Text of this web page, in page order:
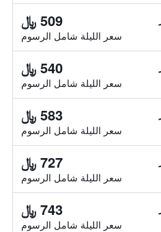
509 ﷼
سعر الليلة شامل الرسوم
540 ﷼
سعر الليلة شامل الرسوم
583 ﷼
سعر الليلة شامل الرسوم
727 ﷼
سعر الليلة شامل الرسوم
743 ﷼
سعر الليلة شامل الرسوم